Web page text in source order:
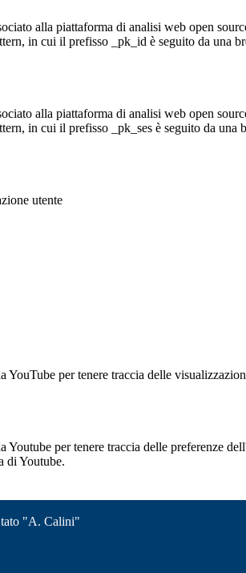
alla piattaforma di analisi web open
in cui il prefisso _pk_id è seguito da una
alla piattaforma di analisi web open
in cui il prefisso _pk_ses è seguito da
utente
YouTube per tenere traccia delle
Youtube per tenere traccia delle preferenze
di Youtube.
"A. Calini"